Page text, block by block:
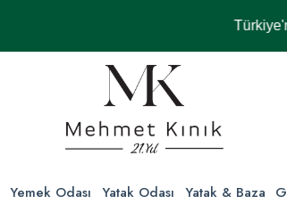
Türkiye'nin Her
Yemek Odası Yatak Odası Yatak & Baza